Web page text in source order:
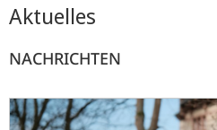
Aktuelles
NACHRICHTEN